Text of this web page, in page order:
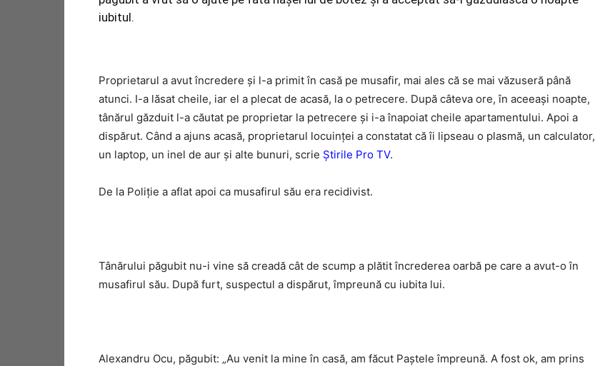
iubitul.
Proprietarul a avut încredere şi l-a primit în casă pe musafir, mai ales că se mai văzuseră până
atunci. I-a lăsat cheile, iar el a plecat de acasă, la o petrecere. După câteva ore, în aceeaşi noapte,
tânărul găzduit l-a căutat pe proprietar la petrecere şi i-a înapoiat cheile apartamentului. Apoi a
dispărut. Când a ajuns acasă, proprietarul locuinţei a constatat că îi lipseau o plasmă, un calculator,
un laptop, un inel de aur şi alte bunuri, scrie Știrile Pro TV.
De la Poliţie a aflat apoi ca musafirul său era recidivist.
Tânărului păgubit nu-i vine să creadă cât de scump a plătit încrederea oarbă pe care a avut-o în
musafirul său. După furt, suspectul a dispărut, împreună cu iubita lui.
Alexandru Ocu, păgubit: „Au venit la mine în casă, am făcut Paştele împreună. A fost ok, am prins